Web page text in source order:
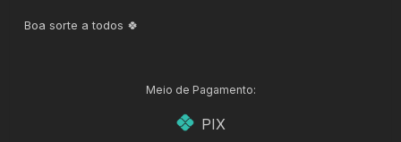
Boa sorte a todos 🍀
Meio de Pagamento:
PIX